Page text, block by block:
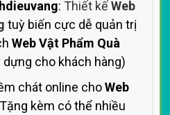
: Thiết kếWeb
tuỳ biến cực dễ quản trị
Web Vật Phẩm Quà
cho khách hàng)
chát online choWeb
kèm có thể nhiều